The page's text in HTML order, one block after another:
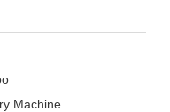
Machine